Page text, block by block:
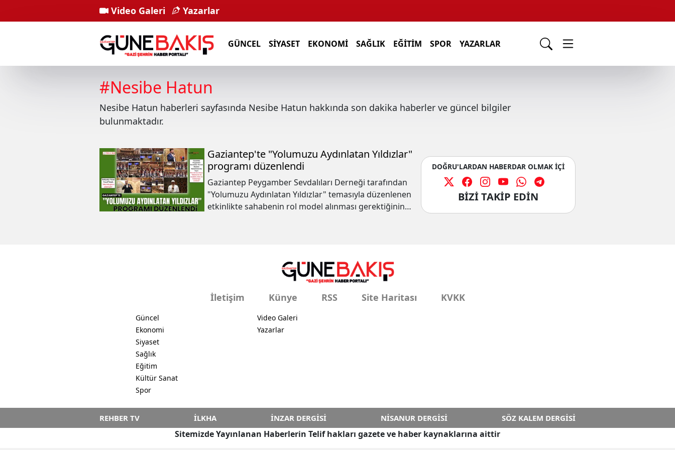
Video Galeri Yazarlar
GÜNCEL SIYASET EKONOMI SAĞLIK EĞITIM SPOR YAZARLAR
#Nesibe Hatun
Nesibe Hatun haberleri sayfasında Nesibe Hatun hakkında son dakika haberler ve güncel bilgiler
bulunmaktadır.
Gaziantep'te "Yolumuzu Aydınlatan Yıldızlar"
programı düzenlendi
Gaziantep Peygamber Sevdalıları Derneği tarafından
"Yolumuzu Aydınlatan Yıldızlar" temasıyla düzenlenen
etkinlikte sahabenin rol model alınması gerektiğinin
DOĞRU'LARDAN HABERDAR OLMAK İÇİ
BİZİ TAKİP EDİN
İletişim Künye RSS Site Haritası KVKK
Güncel
Ekonomi
Siyaset
Sağlık
Eğitim
Kültür Sanat
Spor
Video Galeri
Yazarlar
REHBER TV İLKHA İNZAR DERGISI NISANUR DERGISI SÖZ KALEM DERGISI
Sitemizde Yayınlanan Haberlerin Telif hakları gazete ve haber kaynaklarına aittir